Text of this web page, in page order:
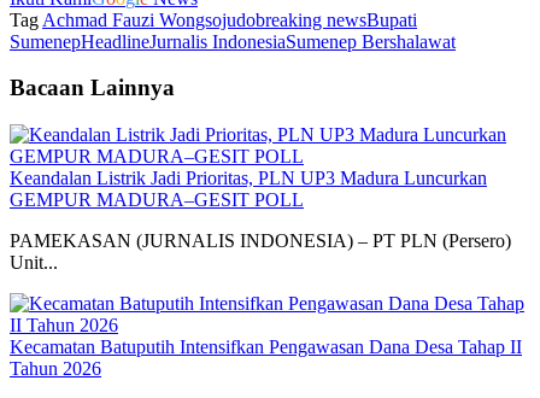
Tag Achmad Fauzi Wongsojudobreaking newsBupati
SumenepHeadlineJurnalis IndonesiaSumenep Bershalawat
Bacaan Lainnya
Keandalan Listrik Jadi Prioritas, PLN UP3 Madura Luncurkan
GEMPUR MADURA–GESIT POLL
PAMEKASAN (JURNALIS INDONESIA) – PT PLN (Persero)
Unit...
Kecamatan Batuputih Intensifkan Pengawasan Dana Desa Tahap II
Tahun 2026